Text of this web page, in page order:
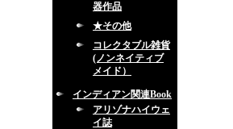
器作品
★その他
コレクタブル雑貨
(ノンネイティブ
メイド）
インディアン関連Book
アリゾナハイウェ
イ誌